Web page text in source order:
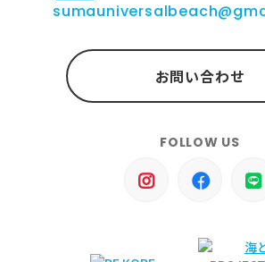
お問い合わせ
FOLLOW US